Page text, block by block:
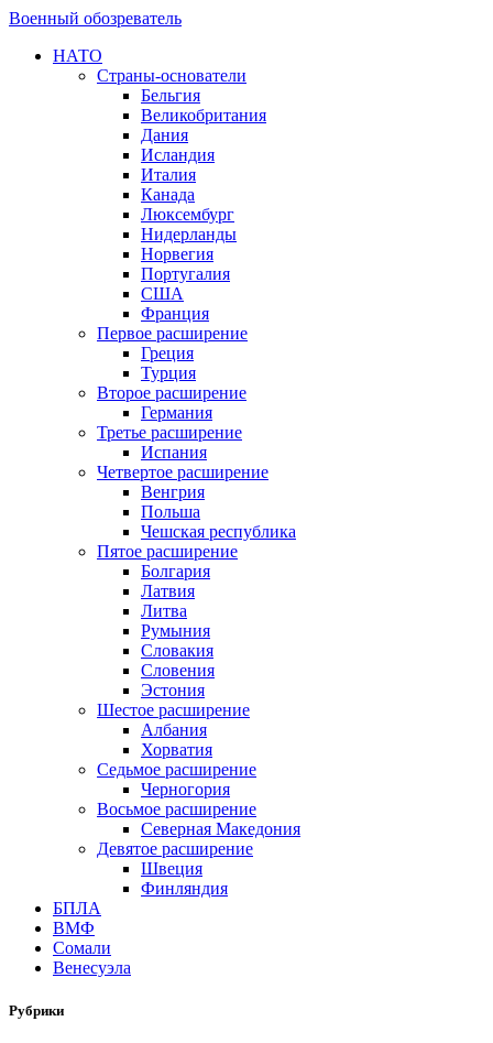
Военный обозреватель
НАТО
Страны-основатели
Бельгия
Великобритания
Дания
Исландия
Италия
Канада
Люксембург
Нидерланды
Норвегия
Португалия
США
Франция
Первое расширение
Греция
Турция
Второе расширение
Германия
Третье расширение
Испания
Четвертое расширение
Венгрия
Польша
Чешская республика
Пятое расширение
Болгария
Латвия
Литва
Румыния
Словакия
Словения
Эстония
Шестое расширение
Албания
Хорватия
Седьмое расширение
Черногория
Восьмое расширение
Северная Македония
Девятое расширение
Швеция
Финляндия
БПЛА
ВМФ
Сомали
Венесуэла
Рубрики